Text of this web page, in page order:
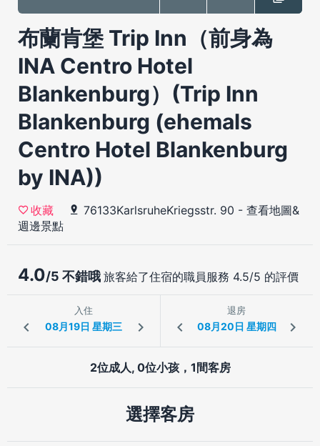
布蘭肯堡 Trip Inn（前身為
INA Centro Hotel
Blankenburg）(Trip Inn
Blankenburg (ehemals
Centro Hotel Blankenburg
by INA))
收藏 76133KarlsruheKriegsstr. 90 - 查看地圖&
週邊景點
4.0/5 不錯哦 旅客給了住宿的職員服務 4.5/5 的評價
入住 退房
2位成人, 0位小孩，1間客房
選擇客房